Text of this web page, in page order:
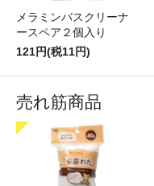
メラミンバスクリーナ
ースペア２個入り
121円(税11円)
売れ筋商品